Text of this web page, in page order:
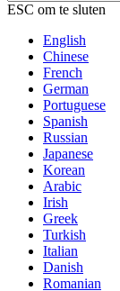
ESC om te sluten
English
Chinese
French
German
Portuguese
Spanish
Russian
Japanese
Korean
Arabic
Irish
Greek
Turkish
Italian
Danish
Romanian